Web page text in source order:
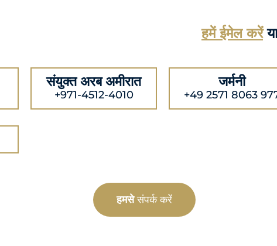
हमें ईमेल करें
संयुक्त अरब अमीरात
+971-4512-4010
जर्मनी
+49 2571 8063
हमसेसंपर्क करें